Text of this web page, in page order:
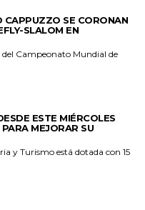
CAPPUZZO SE CORONAN
SLALOM EN
Campeonato Mundial de
ESTE MIÉRCOLES
MEJORAR SU
y Turismo está dotada con 15